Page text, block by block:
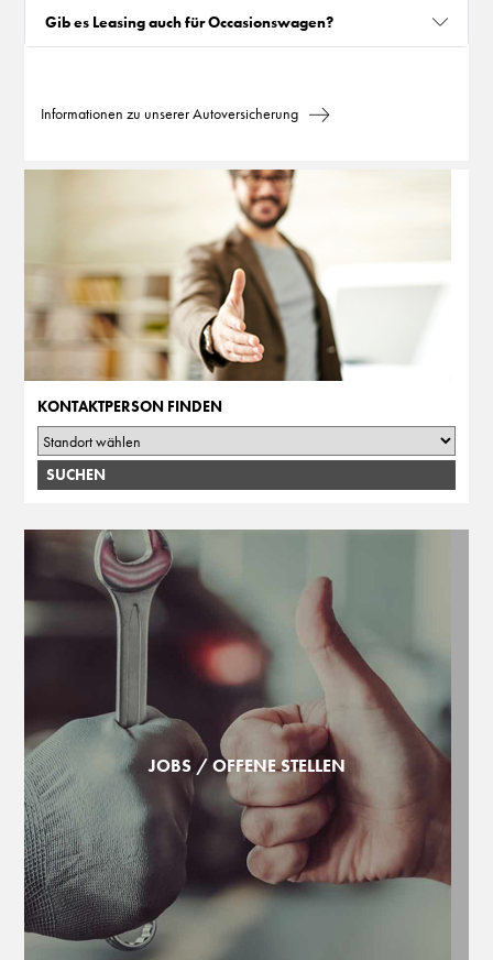
Gib es Leasing auch für Occasionswagen?
Informationen zu unserer Autoversicherung
KONTAKTPERSON FINDEN
JOBS / OFFENE STELLEN